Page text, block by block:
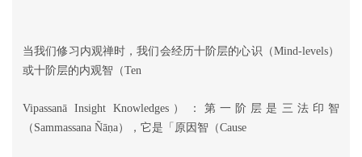
当我们修习内观禅时，我们会经历十阶层的心识（Mind-levels）
或十阶层的内观智（Ten
Vipassanā Insight Knowledges）：第一阶层是三法印智
（Sammassana Ñāṇa），它是「原因智（Cause